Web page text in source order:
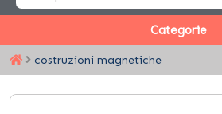
Categorie
costruzioni magnetiche